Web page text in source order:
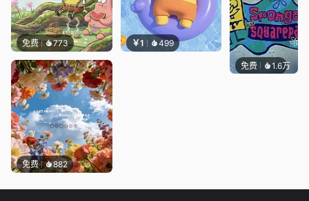
免费 773 ￥1 499
免费 882
免费 1.6万可我